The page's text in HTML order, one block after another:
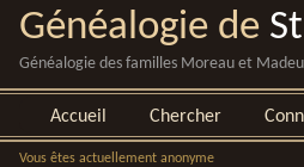
Généalogie de
Généalogie des familles Moreau et
Accueil Chercher
Vous êtes actuellement anonyme